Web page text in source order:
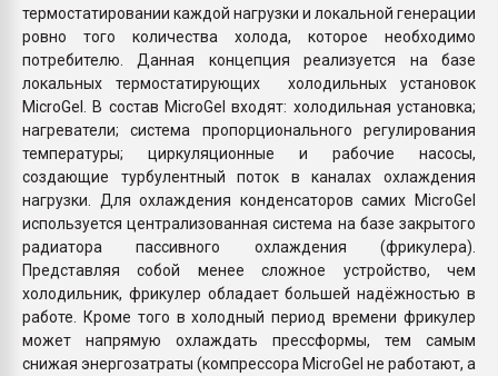
термостатировании каждой нагрузки и локальной генерации
ровно того количества холода, которое необходимо
потребителю. Данная концепция реализуется на базе
локальных термостатирующих холодильных установок
MicroGel. В состав MicroGel входят: холодильная установка;
нагреватели; система пропорционального регулирования
температуры; циркуляционные и рабочие насосы,
создающие турбулентный поток в каналах охлаждения
нагрузки. Для охлаждения конденсаторов самих MicroGel
используется централизованная система на базе закрытого
радиатора пассивного охлаждения (фрикулера).
Представляя собой менее сложное устройство, чем
холодильник, фрикулер обладает большей надёжностью в
работе. Кроме того в холодный период времени фрикулер
может напрямую охлаждать прессформы, тем самым
снижая энергозатраты (компрессора MicroGel не работают, а